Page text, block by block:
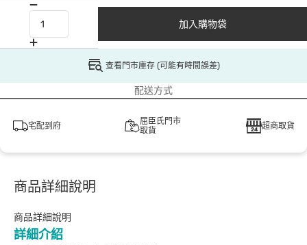
加入購物袋
查看門市庫存 (可能有時間誤差)
配送方式
宅配到府
屈臣氏門市
取貨
超商取貨
商品詳細說明
商品詳細說明
詳細介紹